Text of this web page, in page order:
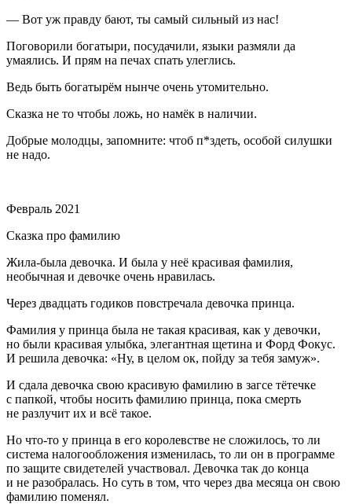
— Вот уж правду бают, ты самый сильный из нас!
Поговорили богатыри, посудачили, языки размяли да
умаялись. И прям на печах спать улеглись.
Ведь быть богатырём нынче очень утомительно.
Сказка не то чтобы ложь, но намёк в наличии.
Добрые молодцы, запомните: чтоб п*здеть, особой силушки
не надо.
Февраль 2021
Сказка про фамилию
Жила-была девочка. И была у неё красивая фамилия,
необычная и девочке очень нравилась.
Через двадцать годиков повстречала девочка принца.
Фамилия у принца была не такая красивая, как у девочки,
но были красивая улыбка, элегантная щетина и Форд Фокус.
И решила девочка: «Ну, в целом ок, пойду за тебя замуж».
И сдала девочка свою красивую фамилию в загсе тётечке
с папкой, чтобы носить фамилию принца, пока смерть
не разлучит их и всё такое.
Но что-то у принца в его королевстве не сложилось, то ли
система налогообложения изменилась, то ли он в программе
по защите свидетелей участвовал. Девочка так до конца
и не разобралась. Но суть в том, что через два месяца он свою
фамилию поменял.